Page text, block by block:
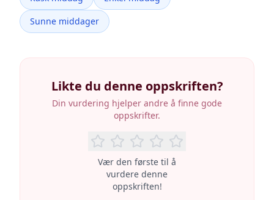
Sunne middager
Likte du denne oppskriften?
Din vurdering hjelper andre å finne gode
oppskrifter.
Vær den første til å
vurdere denne
oppskriften!